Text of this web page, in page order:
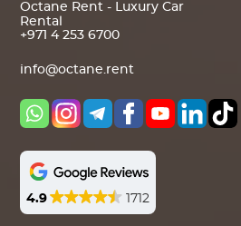
Octane Rent - Luxury Car
Rental
+971 4 253 6700
info@octane.rent
4.9 1712